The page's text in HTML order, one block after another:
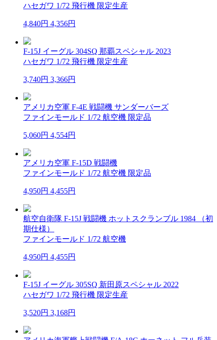
ハセガワ 1/72 飛行機 限定生産
4,840円 4,356円
F-15J イーグル 304SQ 那覇スペシャル 2023
ハセガワ 1/72 飛行機 限定生産
3,740円 3,366円
アメリカ空軍 F-4E 戦闘機 サンダーバーズ
ファインモールド 1/72 航空機 限定品
5,060円 4,554円
アメリカ空軍 F-15D 戦闘機
ファインモールド 1/72 航空機 限定品
4,950円 4,455円
航空自衛隊 F-15J 戦闘機 ホットスクランブル 1984 （初
期仕様）
ファインモールド 1/72 航空機
4,950円 4,455円
F-15J イーグル 305SQ 新田原スペシャル 2022
ハセガワ 1/72 飛行機 限定生産
3,520円 3,168円